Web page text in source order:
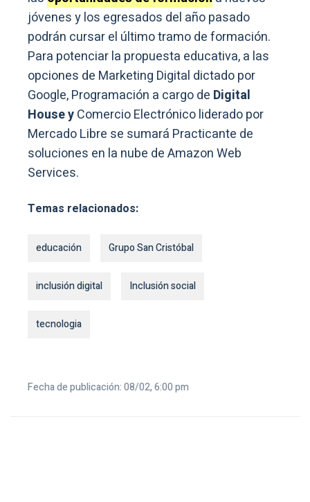
jóvenes y los egresados del año pasado
podrán cursar el último tramo de formación.
Para potenciar la propuesta educativa, a las
opciones de Marketing Digital dictado por
Google, Programación a cargo de Digital
House yComercio Electrónico liderado por
Mercado Libre se sumará Practicante de
soluciones en la nube de Amazon Web
Services.
Temas relacionados:
educación Grupo San Cristóbal
inclusión digital Inclusión social
tecnologia
Fecha de publicación: 08/02, 6:00 pm